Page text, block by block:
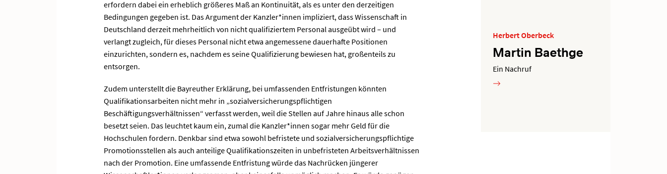
erfordern dabei ein erheblich größeres Maß an Kontinuität, als es unter den derzeitigen
Bedingungen gegeben ist. Das Argument der Kanzler*innen impliziert, dass Wissenschaft in
Deutschland derzeit mehrheitlich von nicht qualifiziertem Personal ausgeübt wird – und
verlangt zugleich, für dieses Personal nicht etwa angemessene dauerhafte Positionen
einzurichten, sondern es, nachdem es seine Qualifizierung bewiesen hat, großenteils zu
entsorgen.
Zudem unterstellt die Bayreuther Erklärung, bei umfassenden Entfristungen könnten
Qualifikationsarbeiten nicht mehr in „sozialversicherungspflichtigen
Beschäftigungsverhältnissen“ verfasst werden, weil die Stellen auf Jahre hinaus alle schon
besetzt seien. Das leuchtet kaum ein, zumal die Kanzler*innen sogar mehr Geld für die
Hochschulen fordern. Denkbar sind etwa sowohl befristete und sozialversicherungspflichtige
Promotionsstellen als auch anteilige Qualifikationszeiten in unbefristeten Arbeitsverhältnissen
nach der Promotion. Eine umfassende Entfristung würde das Nachrücken jüngerer
Herbert Oberbeck
Martin Baethge
Ein Nachruf